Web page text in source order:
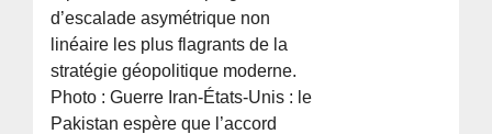
d’escalade asymétrique non
linéaire les plus flagrants de la
stratégie géopolitique moderne.
Photo : Guerre Iran-États-Unis : le
Pakistan espère que l’accord